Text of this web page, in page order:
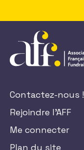
Contactez-nous !
Rejoindre l'AFF
Me connecter
Plan du site